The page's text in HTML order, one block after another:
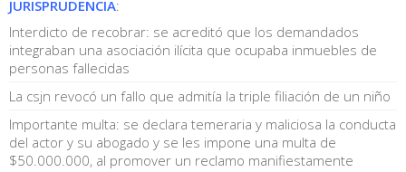
JURISPRUDENCIA:
Interdicto de recobrar: se acreditó que los demandados
integraban una asociación ilícita que ocupaba inmuebles de
personas fallecidas
La csjn revocó un fallo que admitía la triple filiación de un niño
Importante multa: se declara temeraria y maliciosa la conducta
del actor y su abogado y se les impone una multa de
$50.000.000, al promover un reclamo manifiestamente